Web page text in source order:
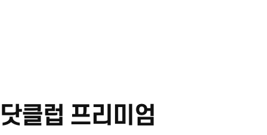
닷클럽 프리미엄